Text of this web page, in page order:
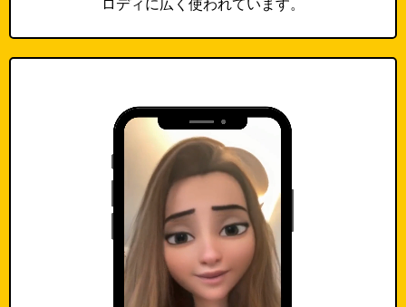
ロディに広く使われています。